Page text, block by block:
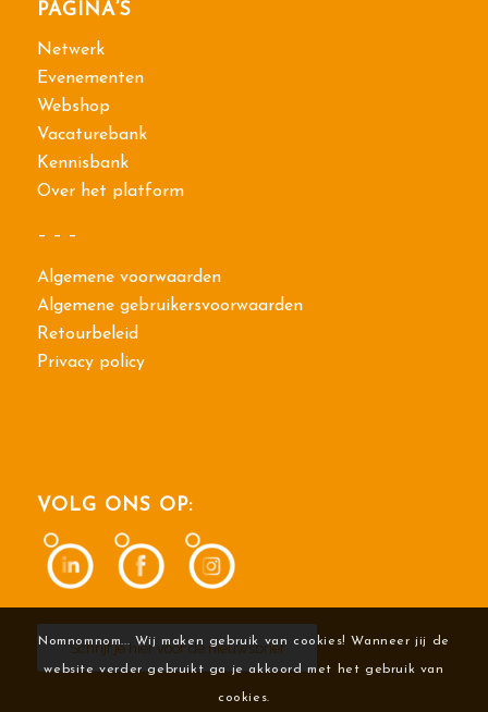
PAGINA’S
Netwerk
Evenementen
Webshop
Vacaturebank
Kennisbank
Over het platform
– – –
Algemene voorwaarden
Algemene gebruikersvoorwaarden
Retourbeleid
Privacy policy
VOLG ONS OP:
Schrijf je hier voor de nieuwsbrief
Nomnomnom... Wij maken gebruik van cookies! Wanneer jij de
website verder gebruikt ga je akkoord met het gebruik van
cookies.